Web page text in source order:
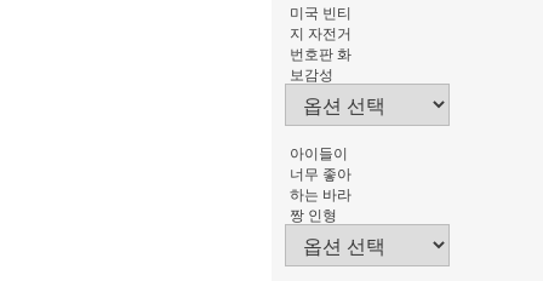
미국 빈티
지 자전거
번호판 화
보감성
아이들이
너무 좋아
하는 바라
짱 인형